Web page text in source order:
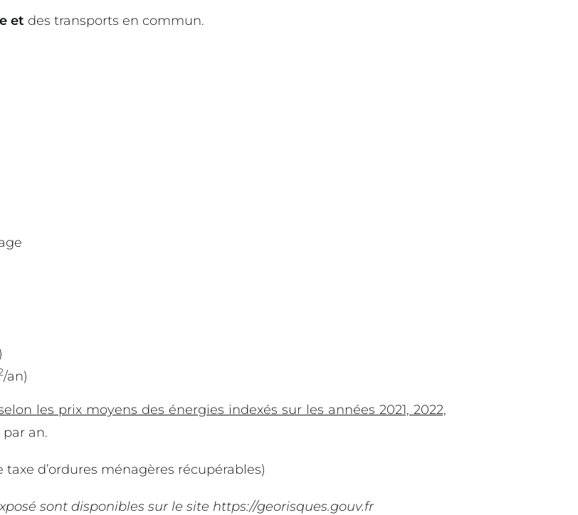
et des transports en commun.
/an)
les prix moyens des énergies indexés sur les années 2021, 2022,
an.
taxe d’ordures ménagères récupérables)
sont disponibles sur le site https://georisques.gouv.fr